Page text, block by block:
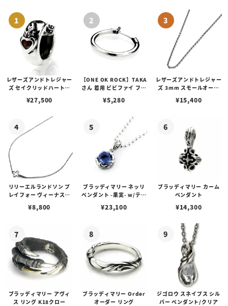
レザーズアンドトレジャー
ズ セイクリッドハートピ
¥27,500
【ONE OK ROCK】TAKA
さん 着用 ビビファイ フー
¥5,280
レザーズアンドトレジャー
ズ 3mm スモールオーバ
ブスタークラスプ＆LTロ
¥15,400
リリーエルランドソン プ
レイフォー ヴィーナスチ
¥8,800
ブラッディマリー ネッリ
ペンダント -果実- w/ティ
¥23,100
ブラッディマリー カーム
ペンダント
¥14,300
ブラッディマリー アヴィ
ス リング K18クロー
ブラッディマリー Order
オーダー リング
ジゴロウ スネイプス シル
バー ペンダント/クリア